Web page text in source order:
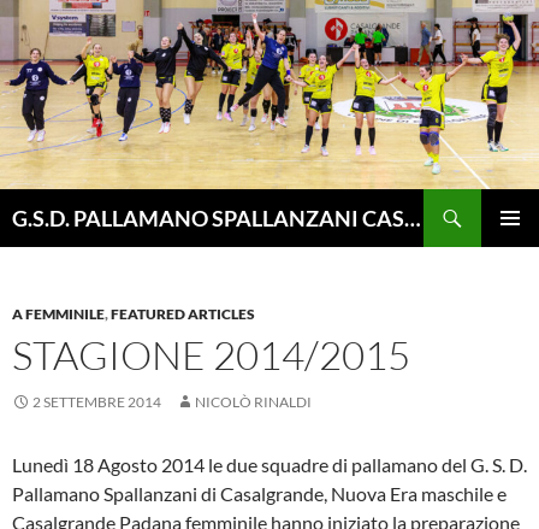
Vai
contenuto
G.S.D. PALLAMANO SPALLANZANI CASALGRANDE
A FEMMINILE,FEATURED ARTICLES
STAGIONE 2014/2015
2 SETTEMBRE 2014 NICOLÒ RINALDI
Lunedì 18 Agosto 2014 le due squadre di pallamano del G. S. D.
Pallamano Spallanzani di Casalgrande, Nuova Era maschile e
Casalgrande Padana femminile hanno iniziato la preparazione